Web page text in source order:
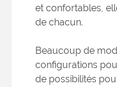
et confortables,
de chacun.
Beaucoup de
configurations
de possibilités